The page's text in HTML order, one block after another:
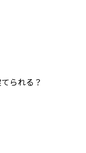
られる？